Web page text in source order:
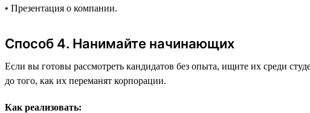
• Презентация о компании.
Способ 4. Нанимайте начинающих
Если вы готовы рассмотреть кандидатов без опыта, ищите их среди
до того, как их переманят корпорации.
Как реализовать: